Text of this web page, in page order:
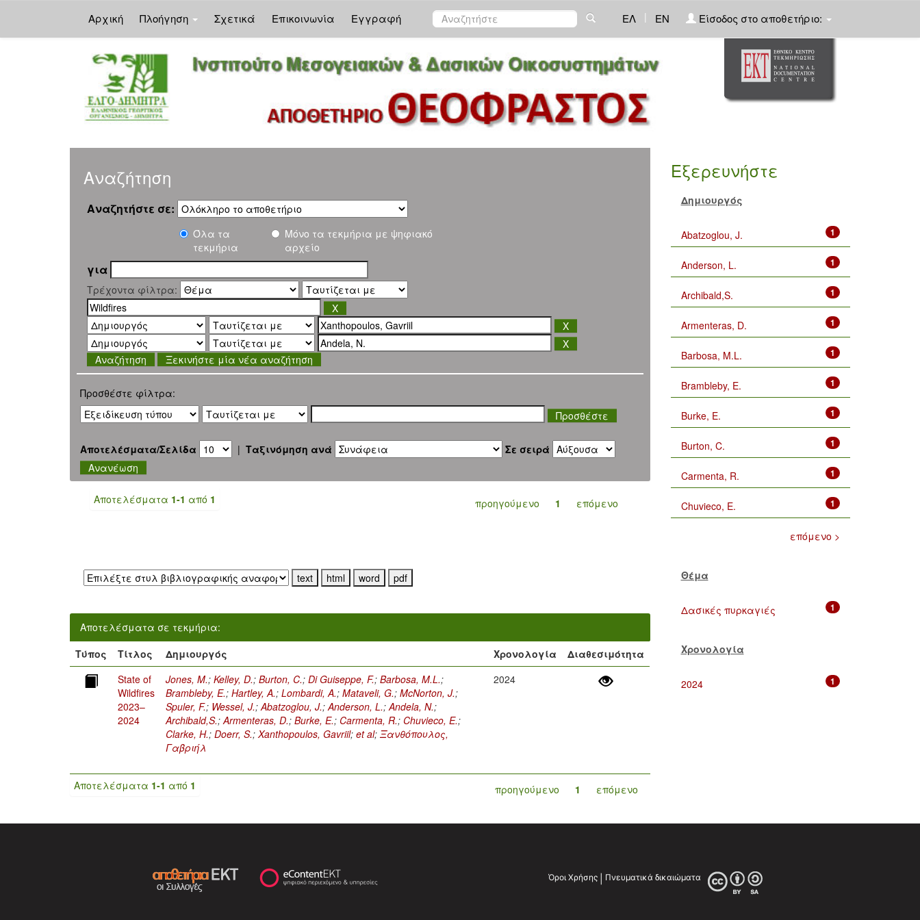
Αρχική Πλοήγηση Σχετικά Επικοινωνία Εγγραφή ΕΛ | EN Είσοδος στο αποθετήριο:
Αναζήτηση
Αναζητήστε σε:
Όλα τα
τεκμήρια
Μόνο τα τεκμήρια με ψηφιακό
αρχείο
για
Τρέχοντα φίλτρα:
Ξεκινήστε μία νέα αναζήτηση
Προσθέστε φίλτρα:
Αποτελέσματα/Σελίδα | Ταξινόμηση ανά Σε σειρά
Αποτελέσματα 1-1 από 1 προηγούμενο 1 επόμενο
Αποτελέσματα σε τεκμήρια:
Τύπος
Τίτλος Δημιουργός Χρονολογία
Διαθεσιμότητα
State of
Wildfires
2023–
2024
Jones, M.;Kelley, D.;Burton, C.;Di Guiseppe, F.;Barbosa, M.L.;
Brambleby, E.;Hartley, A.;Lombardi, A.;Mataveli, G.;McNorton, J.;
Spuler, F.; Wessel, J.;Abatzoglou, J.;Anderson, L.;Andela, N.;
Archibald,S.;Armenteras, D.;Burke, E.; Carmenta, R.; Chuvieco, E.;
Clarke, H.;Doerr, S.;Xanthopoulos, Gavriil;et al;Ξανθόπουλος,
Γαβριήλ
2024
Αποτελέσματα 1-1 από 1 προηγούμενο 1 επόμενο
Εξερευνήστε
Δημιουργός
1
Abatzoglou, J.
1
Anderson, L.
1
Archibald,S.
1
Armenteras, D.
1
Barbosa, M.L.
1
Brambleby, E.
1
Burke, E.
1
Burton, C.
1
Carmenta, R.
1
Chuvieco, E.
επόμενο >
Θέμα
1
Δασικές πυρκαγιές
Χρονολογία
1
2024